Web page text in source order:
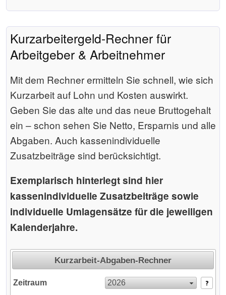
Kurzarbeitergeld-Rechner für
Arbeitgeber & Arbeitnehmer
Mit dem Rechner ermitteln Sie schnell, wie sich
Kurzarbeit auf Lohn und Kosten auswirkt.
Geben Sie das alte und das neue Bruttogehalt
ein – schon sehen Sie Netto, Ersparnis und alle
Abgaben. Auch kassenindividuelle
Zusatzbeiträge sind berücksichtigt.
Exemplarisch hinterlegt sind hier
kassenindividuelle Zusatzbeiträge sowie
individuelle Umlagensätze für die jeweiligen
Kalenderjahre.
Kurzarbeit-Abgaben-Rechner
Zeitraum 2026